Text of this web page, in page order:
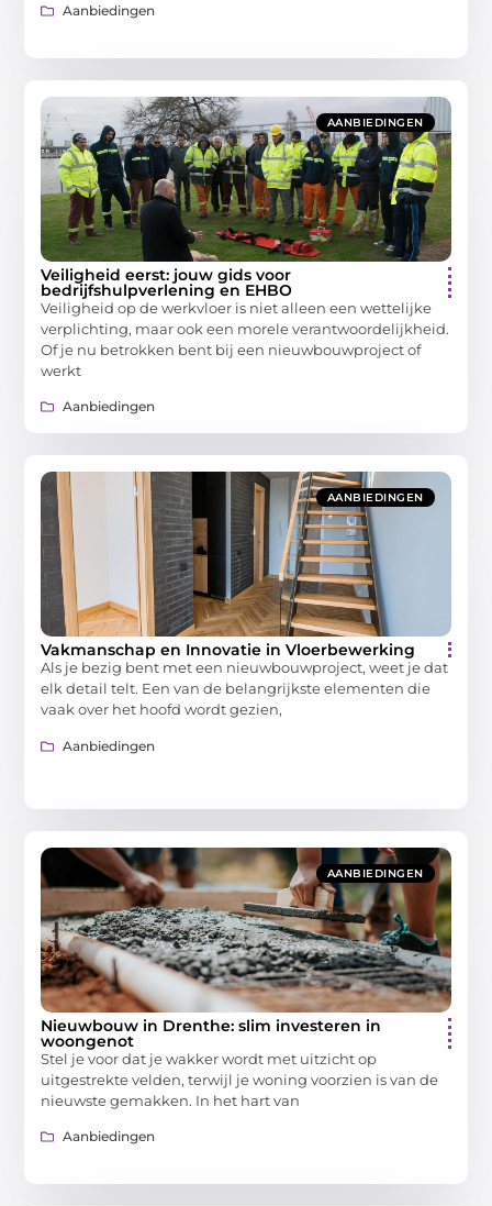
Aanbiedingen
AANBIEDINGEN
Veiligheid eerst: jouw gids voor
bedrijfshulpverlening en EHBO
Veiligheid op de werkvloer is niet alleen een wettelijke
verplichting, maar ook een morele verantwoordelijkheid.
Of je nu betrokken bent bij een nieuwbouwproject of
werkt
Aanbiedingen
AANBIEDINGEN
Vakmanschap en Innovatie in Vloerbewerking
Als je bezig bent met een nieuwbouwproject, weet je dat
elk detail telt. Een van de belangrijkste elementen die
vaak over het hoofd wordt gezien,
Aanbiedingen
AANBIEDINGEN
Nieuwbouw in Drenthe: slim investeren in
woongenot
Stel je voor dat je wakker wordt met uitzicht op
uitgestrekte velden, terwijl je woning voorzien is van de
nieuwste gemakken. In het hart van
Aanbiedingen